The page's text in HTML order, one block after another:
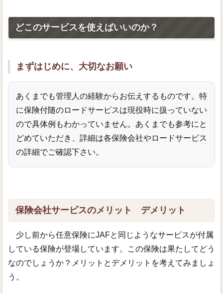
どこのサービスを使えばいいのか？
まずはじめに、大切なお願い
あくまでも管理人の経験からお伝えするものです。特
に保険付随のロードサービスは現役時に扱っていない
ので具体例もわかっていません。あくまでも参考にと
どめていただき、詳細は各保険会社やロードサービス
の詳細でご確認下さい。
保険会社サービスのメリット デメリット
少し前から任意保険にJAFと同じようなサービスが付属
している保険が登場しています。この保険は果たしてどう
なのでしょうか？メリットとデメリットを考えてみましょ
う。